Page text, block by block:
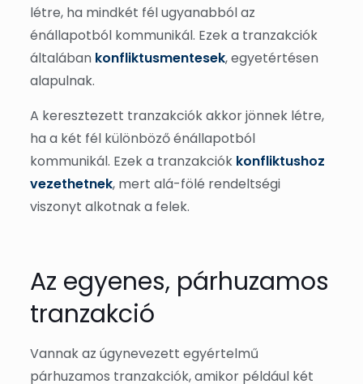
létre, ha mindkét fél ugyanabból az
énállapotból kommunikál. Ezek a tranzakciók
általában konfliktusmentesek, egyetértésen
alapulnak.
A keresztezett tranzakciók akkor jönnek létre,
ha a két fél különböző énállapotból
kommunikál. Ezek a tranzakciók konfliktushoz
vezethetnek, mert alá-fölé rendeltségi
viszonyt alkotnak a felek.
Az egyenes, párhuzamos
tranzakció
Vannak az úgynevezett egyértelmű
párhuzamos tranzakciók, amikor például két